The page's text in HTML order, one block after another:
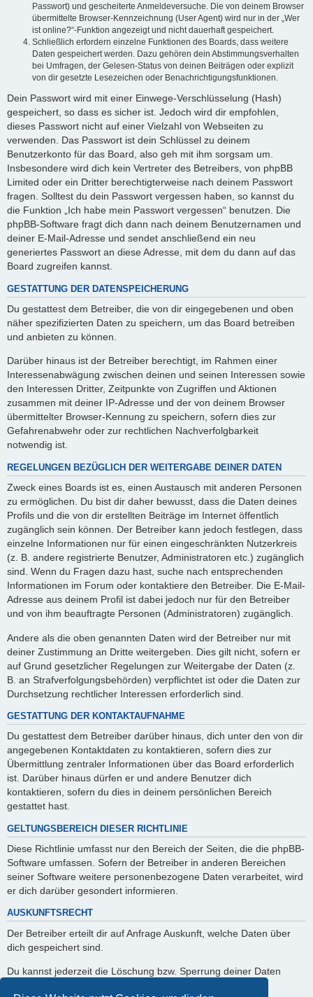
Passwort) und gescheiterte Anmeldeversuche. Die von deinem Browser
übermittelte Browser-Kennzeichnung (User Agent) wird nur in der „Wer
ist online?“-Funktion angezeigt und nicht dauerhaft gespeichert.
Schließlich erfordern einzelne Funktionen des Boards, dass weitere
Daten gespeichert werden. Dazu gehören dein Abstimmungsverhalten
bei Umfragen, der Gelesen-Status von deinen Beiträgen oder explizit
von dir gesetzte Lesezeichen oder Benachrichtigungsfunktionen.
Dein Passwort wird mit einer Einwege-Verschlüsselung (Hash)
gespeichert, so dass es sicher ist. Jedoch wird dir empfohlen,
dieses Passwort nicht auf einer Vielzahl von Webseiten zu
verwenden. Das Passwort ist dein Schlüssel zu deinem
Benutzerkonto für das Board, also geh mit ihm sorgsam um.
Insbesondere wird dich kein Vertreter des Betreibers, von phpBB
Limited oder ein Dritter berechtigterweise nach deinem Passwort
fragen. Solltest du dein Passwort vergessen haben, so kannst du
die Funktion „Ich habe mein Passwort vergessen“ benutzen. Die
phpBB-Software fragt dich dann nach deinem Benutzernamen und
deiner E-Mail-Adresse und sendet anschließend ein neu
generiertes Passwort an diese Adresse, mit dem du dann auf das
Board zugreifen kannst.
GESTATTUNG DER DATENSPEICHERUNG
Du gestattest dem Betreiber, die von dir eingegebenen und oben
näher spezifizierten Daten zu speichern, um das Board betreiben
und anbieten zu können.
Darüber hinaus ist der Betreiber berechtigt, im Rahmen einer
Interessenabwägung zwischen deinen und seinen Interessen sowie
den Interessen Dritter, Zeitpunkte von Zugriffen und Aktionen
zusammen mit deiner IP-Adresse und der von deinem Browser
übermittelter Browser-Kennung zu speichern, sofern dies zur
Gefahrenabwehr oder zur rechtlichen Nachverfolgbarkeit
notwendig ist.
REGELUNGEN BEZÜGLICH DER WEITERGABE DEINER DATEN
Zweck eines Boards ist es, einen Austausch mit anderen Personen
zu ermöglichen. Du bist dir daher bewusst, dass die Daten deines
Profils und die von dir erstellten Beiträge im Internet öffentlich
zugänglich sein können. Der Betreiber kann jedoch festlegen, dass
einzelne Informationen nur für einen eingeschränkten Nutzerkreis
(z. B. andere registrierte Benutzer, Administratoren etc.) zugänglich
sind. Wenn du Fragen dazu hast, suche nach entsprechenden
Informationen im Forum oder kontaktiere den Betreiber. Die E-Mail-
Adresse aus deinem Profil ist dabei jedoch nur für den Betreiber
und von ihm beauftragte Personen (Administratoren) zugänglich.
Andere als die oben genannten Daten wird der Betreiber nur mit
deiner Zustimmung an Dritte weitergeben. Dies gilt nicht, sofern er
auf Grund gesetzlicher Regelungen zur Weitergabe der Daten (z.
B. an Strafverfolgungsbehörden) verpflichtet ist oder die Daten zur
Durchsetzung rechtlicher Interessen erforderlich sind.
GESTATTUNG DER KONTAKTAUFNAHME
Du gestattest dem Betreiber darüber hinaus, dich unter den von dir
angegebenen Kontaktdaten zu kontaktieren, sofern dies zur
Übermittlung zentraler Informationen über das Board erforderlich
ist. Darüber hinaus dürfen er und andere Benutzer dich
kontaktieren, sofern du dies in deinem persönlichen Bereich
gestattet hast.
GELTUNGSBEREICH DIESER RICHTLINIE
Diese Richtlinie umfasst nur den Bereich der Seiten, die die phpBB-
Software umfassen. Sofern der Betreiber in anderen Bereichen
seiner Software weitere personenbezogene Daten verarbeitet, wird
er dich darüber gesondert informieren.
AUSKUNFTSRECHT
Der Betreiber erteilt dir auf Anfrage Auskunft, welche Daten über
dich gespeichert sind.
Du kannst jederzeit die Löschung bzw. Sperrung deiner Daten